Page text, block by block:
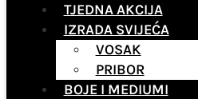
TJEDNA AKCIJA
IZRADA SVIJEĆA
VOSAK
PRIBOR
BOJE I MEDIUMI